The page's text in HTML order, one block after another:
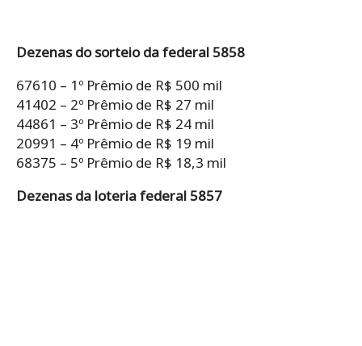
Dezenas do sorteio da federal 5858
67610 – 1º Prêmio de R$ 500 mil
41402 – 2º Prêmio de R$ 27 mil
44861 – 3º Prêmio de R$ 24 mil
20991 – 4º Prêmio de R$ 19 mil
68375 – 5º Prêmio de R$ 18,3 mil
Dezenas da loteria federal 5857